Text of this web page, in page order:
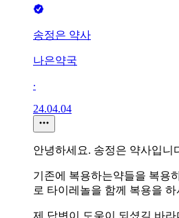
송정은 약사
나은약국
∙
24.04.04
안녕하세요. 송정은 약사입니
기존에 복용하는약들을 복용
로 타이레놀을 함께 복용을
제 답변이 도움이 되셨길 바